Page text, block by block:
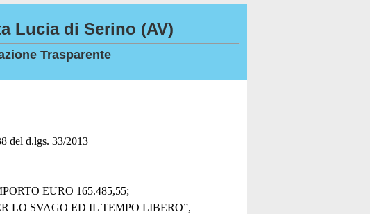
Lucia di Serino (AV)
Trasparente
del d.lgs. 33/2013
EURO 165.485,55;
LO SVAGO ED IL TEMPO LIBERO”,